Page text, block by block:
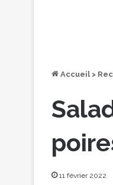
Accueil >
11 février 2022